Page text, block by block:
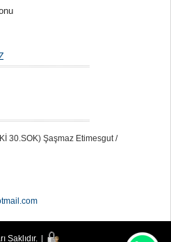
30.SOK) Şaşmaz Etimesgut /
Saklıdır.